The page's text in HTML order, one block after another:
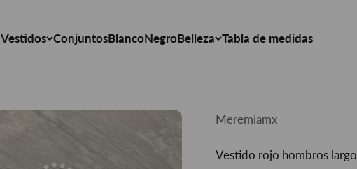
Vestidos ConjuntosBlancoNegroBelleza Tabla de medidas
Meremiamx
Vestido rojo hombros largo